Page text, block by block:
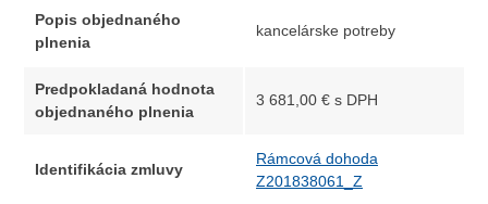
Popis objednaného
plnenia
kancelárske potreby
Predpokladaná hodnota
objednaného plnenia
3 681,00 € s DPH
Identifikácia zmluvy
Rámcová dohoda
Z201838061_Z